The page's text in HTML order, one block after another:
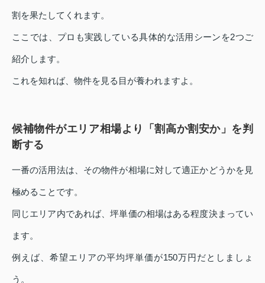
割を果たしてくれます。
ここでは、プロも実践している具体的な活用シーンを2つご
紹介します。
これを知れば、物件を見る目が養われますよ。
候補物件がエリア相場より「割高か割安か」を判
断する
一番の活用法は、その物件が相場に対して適正かどうかを見
極めることです。
同じエリア内であれば、坪単価の相場はある程度決まってい
ます。
例えば、希望エリアの平均坪単価が150万円だとしましょ
う。